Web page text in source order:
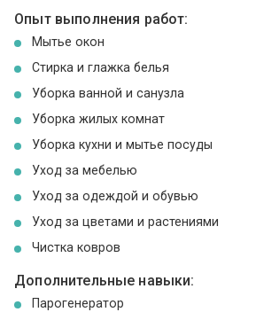
Опыт выполнения работ:
Мытье окон
Стирка и глажка белья
Уборка ванной и санузла
Уборка жилых комнат
Уборка кухни и мытье посуды
Уход за мебелью
Уход за одеждой и обувью
Уход за цветами и растениями
Чистка ковров
Дополнительные навыки:
Парогенератор